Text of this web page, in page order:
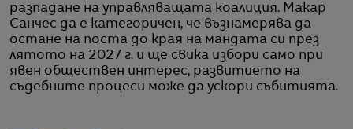
разпадане на управляващата коалиция. Макар
Санчес да е категоричен, че възнамерява да
остане на поста до края на мандата си през
лятото на 2027 г. и ще свика избори само при
явен обществен интерес, развитието на
съдебните процеси може да ускори събитията.